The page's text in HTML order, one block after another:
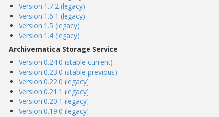
Version 1.7.2 (legacy)
Version 1.6.1 (legacy)
Version 1.5 (legacy)
Version 1.4 (legacy)
Archivematica Storage Service
Version 0.24.0 (stable-current)
Version 0.23.0 (stable-previous)
Version 0.22.0 (legacy)
Version 0.21.1 (legacy)
Version 0.20.1 (legacy)
Version 0.19.0 (legacy)